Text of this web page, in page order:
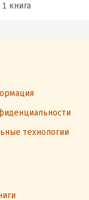
1 книга
технологии